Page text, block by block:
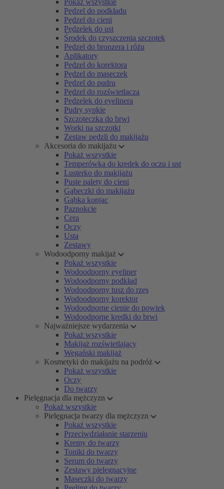
Pokaż wszystkie
Pędzel do podkładu
Pędzel do cieni
Pędzelek do ust
Środek do czyszczenia szczotek
Pędzel do bronzera i różu
Aplikatory
Pędzel do korektora
Pędzel do maseczek
Pędzel do pudru
Pędzel do rozświetlacza
Pędzelek do eyelinera
Pudry sypkie
Szczoteczka do brwi
Worki na szczotki
Zestaw pędzli do makijażu
Akcesoria do makijażu
Pokaż wszystkie
Temperówka do kredek do oczu i ust
Lusterko do makijażu
Puste palety do cieni
Gąbeczki do makijażu
Gąbka konjac
Paznokcie
Cera
Oczy
Usta
Zestawy
Wodoodporny makijaż
Pokaż wszystkie
Wodoodporny eyeliner
Wodoodporny podkład
Wodoodporny tusz do rzęs
Wodoodporny korektor
Wodoodporne cienie do powiek
Wodoodporne kredki do brwi
Najważniejsze wydarzenia
Pokaż wszystkie
Makijaż rozświetlający
Wegański makijaż
Kosmetyki do makijażu na podróż
Pokaż wszystkie
Oczy
Do twarzy
Pielęgnacja dla mężczyzn
Pokaż wszystkie
Pielęgnacja twarzy dla mężczyzn
Pokaż wszystkie
Przeciwdziałanie starzeniu
Kremy do twarzy
Toniki do twarzy
Serum do twarzy
Zestawy pielęgnacyjne
Maseczki do twarzy